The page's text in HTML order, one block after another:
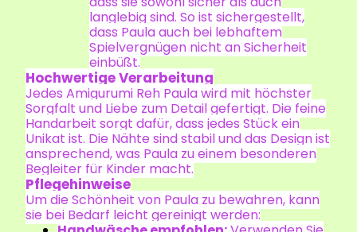
langlebig sind. So ist sichergestellt,
dass Paula auch bei lebhaftem
Spielvergnügen nicht an Sicherheit
einbüßt.
Hochwertige Verarbeitung
Jedes Amigurumi Reh Paula wird mit höchster
Sorgfalt und Liebe zum Detail gefertigt. Die feine
Handarbeit sorgt dafür, dass jedes Stück ein
Unikat ist. Die Nähte sind stabil und das Design ist
ansprechend, was Paula zu einem besonderen
Begleiter für Kinder macht.
Pflegehinweise
Um die Schönheit von Paula zu bewahren, kann
sie bei Bedarf leicht gereinigt werden: